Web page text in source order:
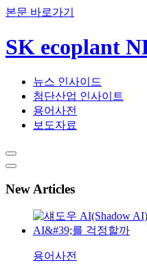
본문 바로가기
SK ecoplant
뉴스 인사이드
첨단산업 인사이트
용어사전
보도자료
New Articles
용어사전